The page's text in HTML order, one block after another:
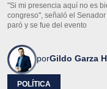
"Si mi presencia aquí no es
congreso", señaló el
paró y se fue del evento
porGildo Garza
POLÍTICA